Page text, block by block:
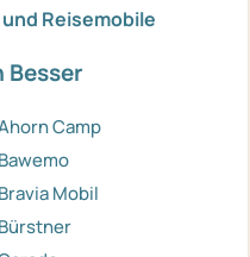
Reisemobile
Besser
Camp
Bawemo
Bravia Mobil
Bürstner